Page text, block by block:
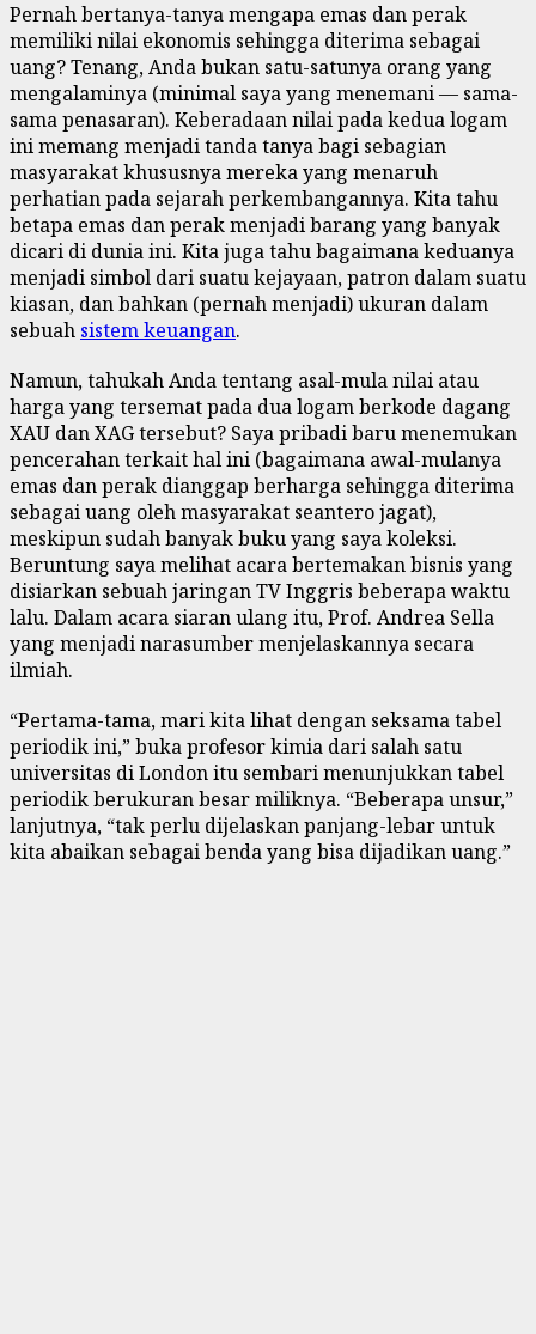
Pernah bertanya-tanya mengapa emas dan perak
memiliki nilai ekonomis sehingga diterima sebagai
uang? Tenang, Anda bukan satu-satunya orang yang
mengalaminya (minimal saya yang menemani — sama-
sama penasaran). Keberadaan nilai pada kedua logam
ini memang menjadi tanda tanya bagi sebagian
masyarakat khususnya mereka yang menaruh
perhatian pada sejarah perkembangannya. Kita tahu
betapa emas dan perak menjadi barang yang banyak
dicari di dunia ini. Kita juga tahu bagaimana keduanya
menjadi simbol dari suatu kejayaan, patron dalam suatu
kiasan, dan bahkan (pernah menjadi) ukuran dalam
sebuah sistem keuangan.
Namun, tahukah Anda tentang asal-mula nilai atau
harga yang tersemat pada dua logam berkode dagang
XAU dan XAG tersebut? Saya pribadi baru menemukan
pencerahan terkait hal ini (bagaimana awal-mulanya
emas dan perak dianggap berharga sehingga diterima
sebagai uang oleh masyarakat seantero jagat),
meskipun sudah banyak buku yang saya koleksi.
Beruntung saya melihat acara bertemakan bisnis yang
disiarkan sebuah jaringan TV Inggris beberapa waktu
lalu. Dalam acara siaran ulang itu, Prof. Andrea Sella
yang menjadi narasumber menjelaskannya secara
ilmiah.
“Pertama-tama, mari kita lihat dengan seksama tabel
periodik ini,” buka profesor kimia dari salah satu
universitas di London itu sembari menunjukkan tabel
periodik berukuran besar miliknya. “Beberapa unsur,”
lanjutnya, “tak perlu dijelaskan panjang-lebar untuk
kita abaikan sebagai benda yang bisa dijadikan uang.”